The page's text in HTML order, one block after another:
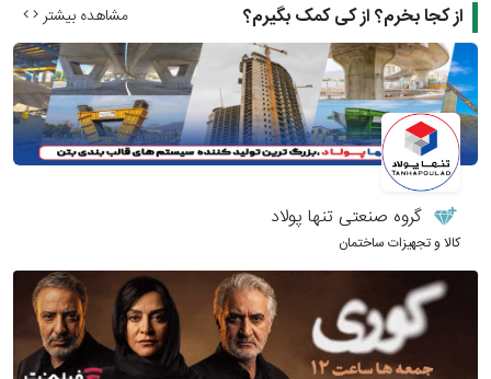
از کجا بخرم؟ از کی کمک بگیرم؟ مشاهده بیشتر
گروه صنعتی تنها پولاد
کالا و تجهیزات ساختمان